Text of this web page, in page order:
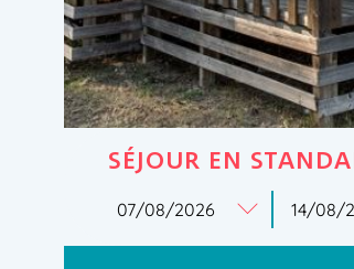
SÉJOUR EN